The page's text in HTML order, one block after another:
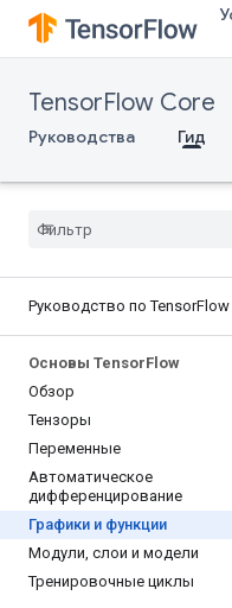
TensorFlow Core
Руководства Гид
Руководство по TensorFlow
Основы TensorFlow
Обзор
Тензоры
Переменные
Автоматическое
дифференцирование
Графики и функции
Модули, слои и модели
Тренировочные циклы